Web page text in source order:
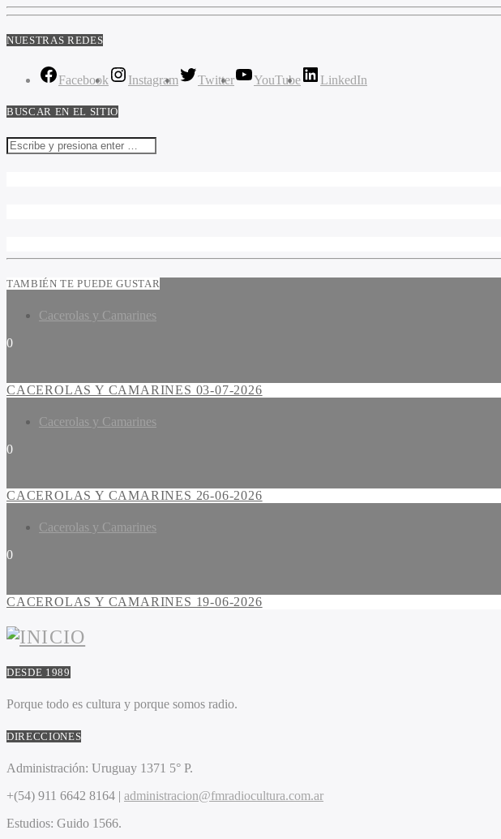
NUESTRAS REDES
Facebook Instagram Twitter YouTube LinkedIn
BUSCAR EN EL SITIO
TAMBIÉN TE PUEDE GUSTAR
Cacerolas y Camarines
0
CACEROLAS Y CAMARINES 03-07-2026
Cacerolas y Camarines
0
CACEROLAS Y CAMARINES 26-06-2026
Cacerolas y Camarines
0
CACEROLAS Y CAMARINES 19-06-2026
DESDE 1989
Porque todo es cultura y porque somos radio.
DIRECCIONES
Administración: Uruguay 1371 5° P.
+(54) 911 6642 8164 | administracion@fmradiocultura.com.ar
Estudios: Guido 1566.